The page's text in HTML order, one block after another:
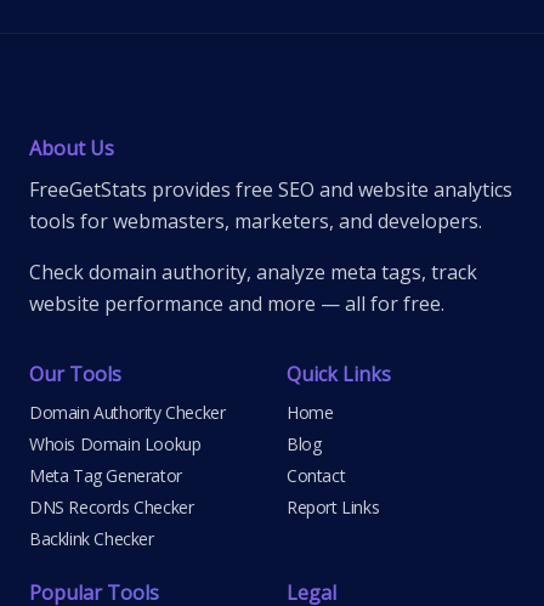
About Us
FreeGetStats provides free SEO and website analytics
tools for webmasters, marketers, and developers.
Check domain authority, analyze meta tags, track
website performance and more — all for free.
Our Tools
Domain Authority Checker
Whois Domain Lookup
Meta Tag Generator
DNS Records Checker
Backlink Checker
Quick Links
Home
Blog
Contact
Report Links
Popular Tools Legal